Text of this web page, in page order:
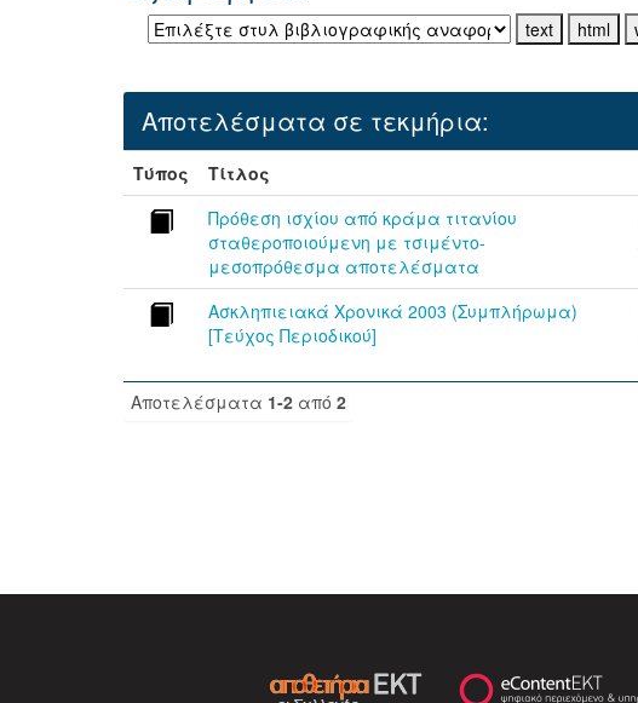
Αποτελέσματα σε τεκμήρια:
Τύπος Τίτλος
Πρόθεση ισχίου από κράμα τιτανίου
σταθεροποιούμενη με τσιμέντο-
μεσοπρόθεσμα αποτελέσματα
Ασκληπιειακά Χρονικά 2003 (Συμπλήρωμα)
[Τεύχος Περιοδικού]
Αποτελέσματα 1-2 από 2